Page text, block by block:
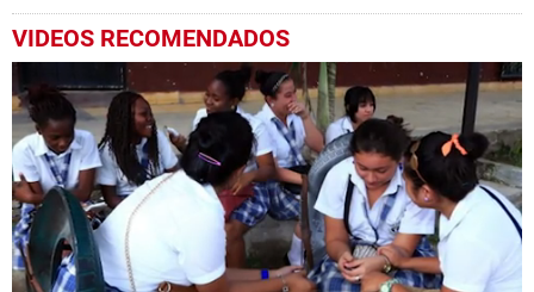
VIDEOS RECOMENDADOS